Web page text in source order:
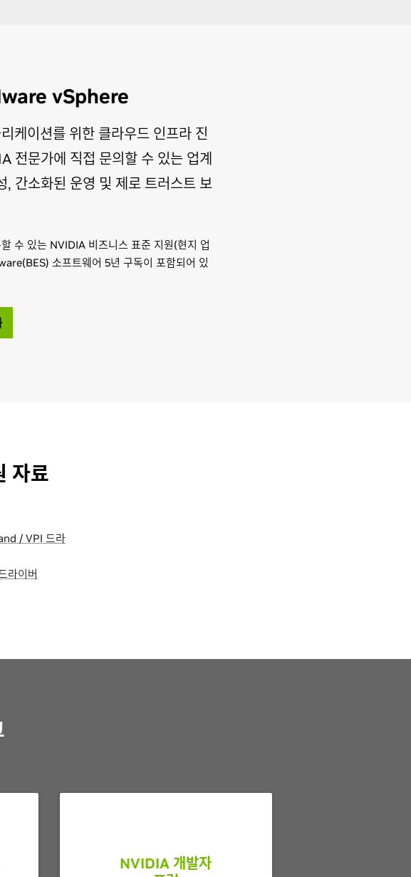
vSphere
이션를 위한 클라우드 인프라 진
문가에 직접 문의할 수 있는 업계
간소화된 운영 및 제로 트러스트 보
수 있는 NVIDIA 비즈니스 표준 지원(현지 업
소프트웨어 5년 구독이 포함되어 있
자료
/ VPI 드라
라이버
NVIDIA 개발자